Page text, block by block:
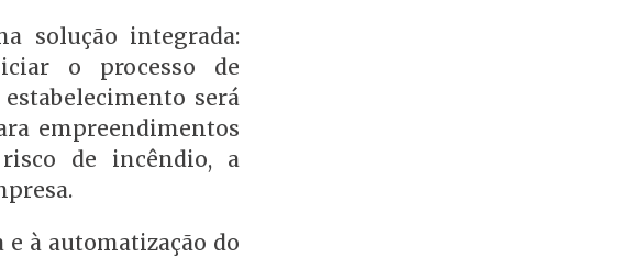
solução integrada:
o processo de
será
empreendimentos
de incêndio, a
à automatização do